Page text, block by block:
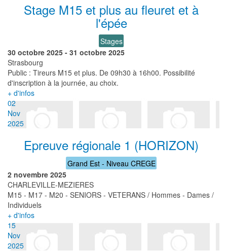
Stage M15 et plus au fleuret et à
l'épée
Stages
30 octobre 2025 - 31 octobre 2025
Strasbourg
Public : Tireurs M15 et plus. De 09h30 à 16h00. Possibilité
d'inscription à la journée, au choix.
+ d'infos
02
Nov
2025
Epreuve régionale 1 (HORIZON)
Grand Est - Niveau CREGE
2 novembre 2025
CHARLEVILLE-MEZIERES
M15 - M17 - M20 - SENIORS - VETERANS / Hommes - Dames /
Individuels
+ d'infos
15
Nov
2025